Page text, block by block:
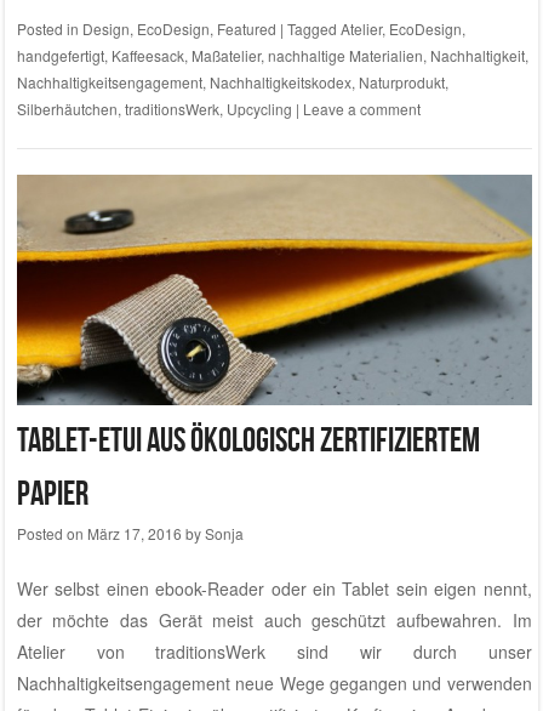
Posted in Design, EcoDesign, Featured | Tagged Atelier, EcoDesign,
handgefertigt, Kaffeesack, Maßatelier, nachhaltige Materialien, Nachhaltigkeit,
Nachhaltigkeitsengagement, Nachhaltigkeitskodex, Naturprodukt,
Silberhäutchen, traditionsWerk, Upcycling | Leave a comment
Tablet-Etui aus ökologisch zertifiziertem
Papier
Posted on März 17, 2016 bySonja
Wer selbst einen ebook-Reader oder ein Tablet sein eigen nennt,
der möchte das Gerät meist auch geschützt aufbewahren. Im
Atelier von traditionsWerk sind wir durch unser
Nachhaltigkeitsengagementneue Wege gegangen und verwenden